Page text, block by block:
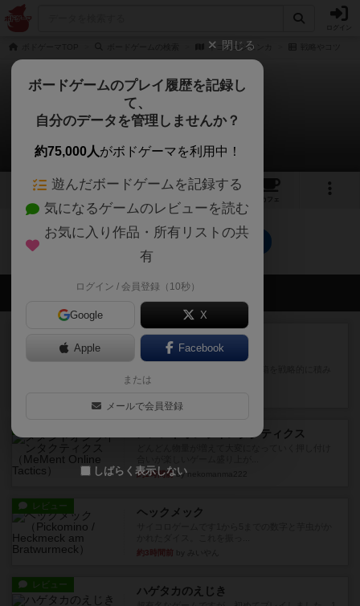
ネコネコジェンカ
ネコネコジェンカ
0件の戦略やコツ
1 1
カフェ
ネコネコジェンカのトップに戻る
会員の新しい投稿
マーケットフレッシュ
重ねて在庫を最大化し、競合...
メメントオンラインタクティクス
約1時間前by nekomanma222
レビュー ヘックメック
約3時間前
レビュー ハゲタカのえじき
閉じる
ボードゲームのプレイ履歴を記録し
て、
自分のデータを管理しませんか？
約75,000人がボドゲーマを利用中！
遊んだボードゲームを記録する
気になるゲームのレビューを読む
お気に入り作品・所有リストの共
有
ログイン / 会員登録（10秒）
Google X
Apple Facebook
または
メールで会員登録
しばらく表示しない